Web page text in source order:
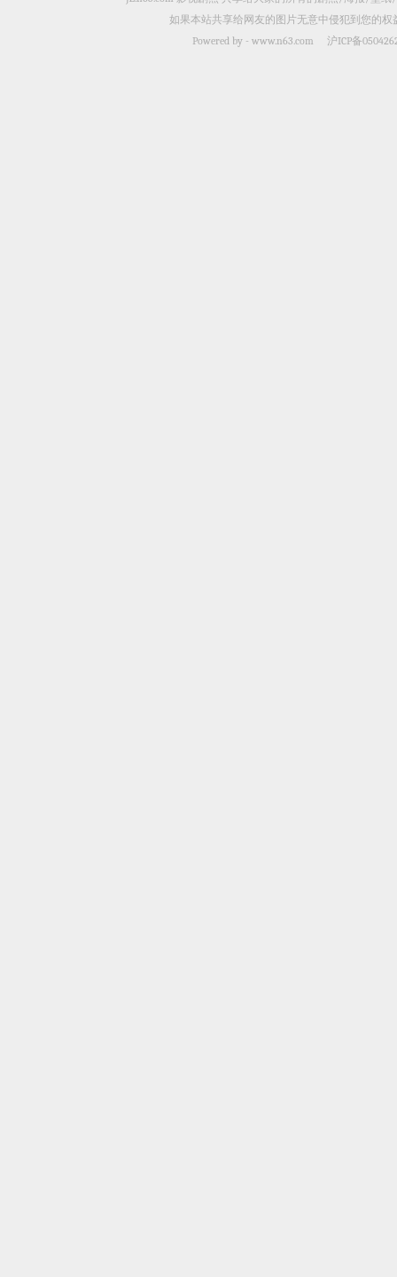
如果本站共享给网友的图片无意中侵犯到您的
Powered by - www.n63.com 沪ICP备